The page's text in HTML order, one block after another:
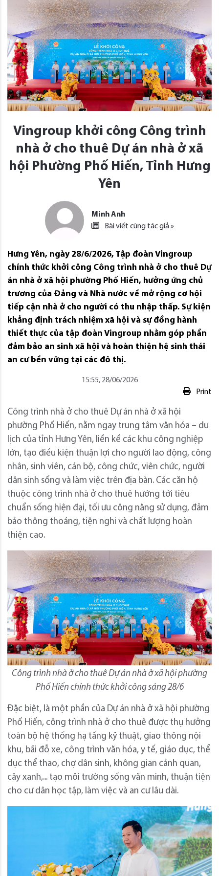
Vingroup khởi công Công trình
nhà ở cho thuê Dự án nhà ở xã
hội Phường Phố Hiến, Tỉnh Hưng
Yên
Minh Anh
Bài viết cùng tác giả »
Hưng Yên, ngày 28/6/2026, Tập đoàn Vingroup
chính thức khởi công Công trình nhà ở cho thuê Dự
án nhà ở xã hội phường Phố Hiến, hưởng ứng chủ
trương của Đảng và Nhà nước về mở rộng cơ hội
tiếp cận nhà ở cho người có thu nhập thấp. Sự kiện
khẳng định trách nhiệm xã hội và sự đồng hành
thiết thực của tập đoàn Vingroup nhằm góp phần
đảm bảo an sinh xã hội và hoàn thiện hệ sinh thái
an cư bền vững tại các đô thị.
15:55, 28/06/2026
Print
Công trình nhà ở cho thuê Dự án nhà ở xã hội
phường Phố Hiến, nằm ngay trung tâm văn hóa – du
lịch của tỉnh Hưng Yên, liền kề các khu công nghiệp
lớn, tạo điều kiện thuận lợi cho người lao động, công
nhân, sinh viên, cán bộ, công chức, viên chức, người
dân sinh sống và làm việc trên địa bàn. Các căn hộ
thuộc công trình nhà ở cho thuê hướng tới tiêu
chuẩn sống hiện đại, tối ưu công năng sử dụng, đảm
bảo thông thoáng, tiện nghi và chất lượng hoàn
thiện cao.
Công trình nhà ở cho thuê Dự án nhà ở xã hội phường
Phố Hiến chính thức khởi công sáng 28/6
Đặc biệt, là một phần của Dự án nhà ở xã hội phường
Phố Hiến, công trình nhà ở cho thuê được thụ hưởng
toàn bộ hệ thống hạ tầng kỹ thuật, giao thông nội
khu, bãi đỗ xe, công trình văn hóa, y tế, giáo dục, thể
dục thể thao, chợ dân sinh, không gian cảnh quan,
cây xanh,... tạo môi trường sống văn minh, thuận tiện
cho cư dân học tập, làm việc và an cư lâu dài.